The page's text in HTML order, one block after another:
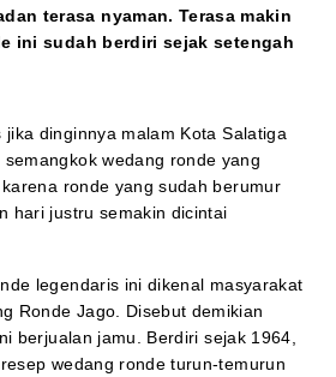
terasa nyaman. Terasa makin
ini sudah berdiri sejak setengah
jika dinginnya malam Kota Salatiga
wedang ronde yang
ronde yang sudah berumur
hari justru semakin dicintai
legendaris ini dikenal masyarakat
Ronde Jago. Disebut demikian
berjualan jamu. Berdiri sejak 1964,
wedang ronde turun-temurun